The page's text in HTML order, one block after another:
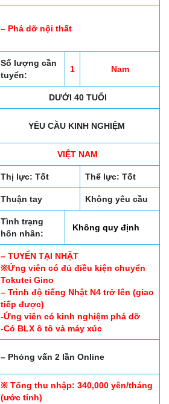
– Phá dỡ nội thất
Số lượng cần
tuyển:
1 Nam
DƯỚI 40 TUỔI
YÊU CẦU KINH NGHIỆM
VIỆT NAM
Thị lực: Tốt Thể lực: Tốt
Thuận tay Không yêu cầu
Tình trạng
hôn nhân:
Không quy định
– TUYỂN TẠI NHẬT
※Ứng viên có đủ điều kiện chuyển
Tokutei Gino
– Trình độ tiếng Nhật N4 trở lên (giao
tiếp được)
-Ứng viên có kinh nghiệm phá dỡ
-Có BLX ô tô và máy xúc
– Phỏng vấn 2 lần Online
※ Tổng thu nhập: 340,000 yên/tháng
(ước tính)